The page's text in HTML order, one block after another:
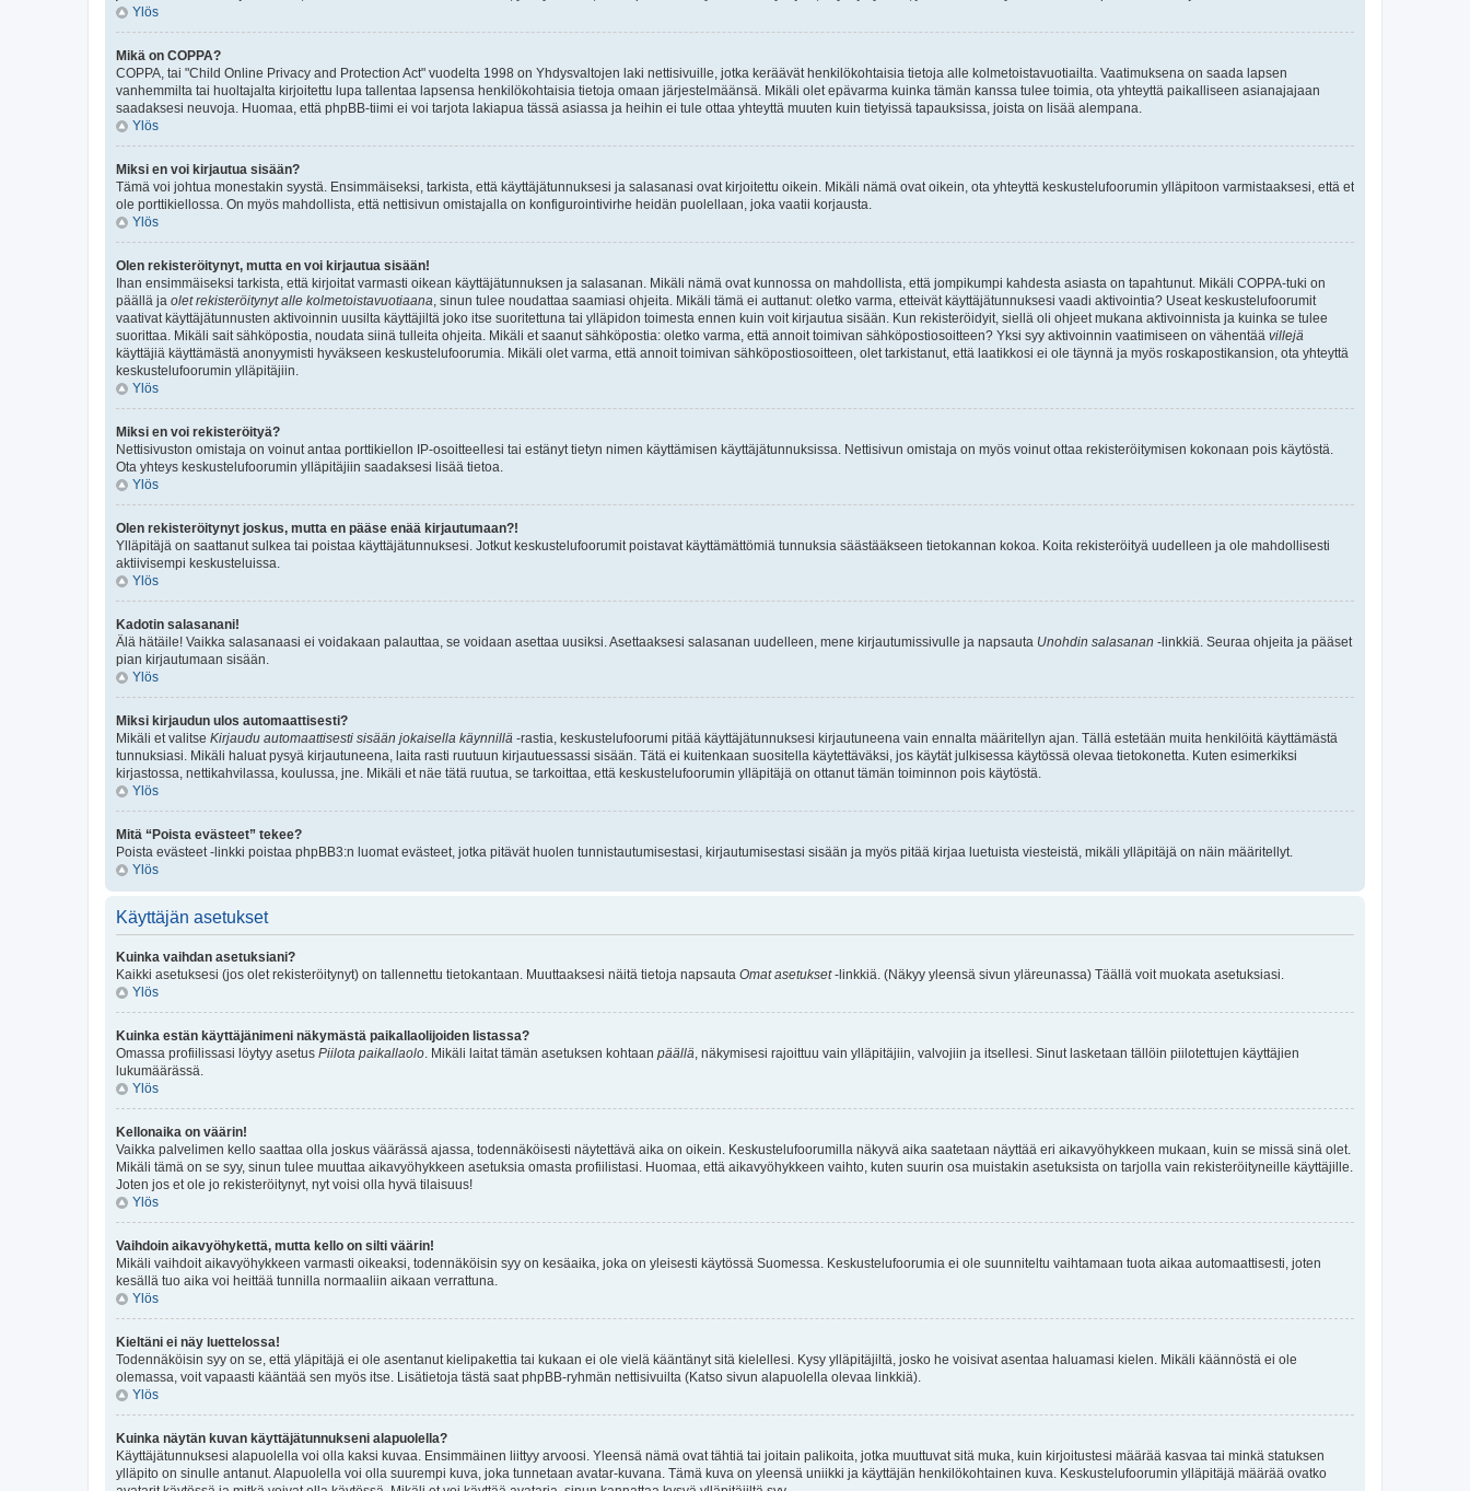
Ylös
Mikä on COPPA?
COPPA, tai "Child Online Privacy and Protection Act" vuodelta 1998 on Yhdysvaltojen laki nettisivuille, jotka keräävät henkilökohtaisia tietoja alle kolmetoistavuotiailta. Vaatimuksena on saada lapsen
vanhemmilta tai huoltajalta kirjoitettu lupa tallentaa lapsensa henkilökohtaisia tietoja omaan järjestelmäänsä. Mikäli olet epävarma kuinka tämän kanssa tulee toimia, ota yhteyttä paikalliseen asianajajaan
saadaksesi neuvoja. Huomaa, että phpBB-tiimi ei voi tarjota lakiapua tässä asiassa ja heihin ei tule ottaa yhteyttä muuten kuin tietyissä tapauksissa, joista on lisää alempana.
Ylös
Miksi en voi kirjautua sisään?
Tämä voi johtua monestakin syystä. Ensimmäiseksi, tarkista, että käyttäjätunnuksesi ja salasanasi ovat kirjoitettu oikein. Mikäli nämä ovat oikein, ota yhteyttä keskustelufoorumin ylläpitoon varmistaaksesi, että et
ole porttikiellossa. On myös mahdollista, että nettisivun omistajalla on konfigurointivirhe heidän puolellaan, joka vaatii korjausta.
Ylös
Olen rekisteröitynyt, mutta en voi kirjautua sisään!
Ihan ensimmäiseksi tarkista, että kirjoitat varmasti oikean käyttäjätunnuksen ja salasanan. Mikäli nämä ovat kunnossa on mahdollista, että jompikumpi kahdesta asiasta on tapahtunut. Mikäli COPPA-tuki on
päällä ja olet rekisteröitynyt alle kolmetoistavuotiaana, sinun tulee noudattaa saamiasi ohjeita. Mikäli tämä ei auttanut: oletko varma, etteivät käyttäjätunnuksesi vaadi aktivointia? Useat keskustelufoorumit
vaativat käyttäjätunnusten aktivoinnin uusilta käyttäjiltä joko itse suoritettuna tai ylläpidon toimesta ennen kuin voit kirjautua sisään. Kun rekisteröidyit, siellä oli ohjeet mukana aktivoinnista ja kuinka se tulee
suorittaa. Mikäli sait sähköpostia, noudata siinä tulleita ohjeita. Mikäli et saanut sähköpostia: oletko varma, että annoit toimivan sähköpostiosoitteen? Yksi syy aktivoinnin vaatimiseen on vähentää villejä
käyttäjiä käyttämästä anonyymisti hyväkseen keskustelufoorumia. Mikäli olet varma, että annoit toimivan sähköpostiosoitteen, olet tarkistanut, että laatikkosi ei ole täynnä ja myös roskapostikansion, ota yhteyttä
keskustelufoorumin ylläpitäjiin.
Ylös
Miksi en voi rekisteröityä?
Nettisivuston omistaja on voinut antaa porttikiellon IP-osoitteellesi tai estänyt tietyn nimen käyttämisen käyttäjätunnuksissa. Nettisivun omistaja on myös voinut ottaa rekisteröitymisen kokonaan pois käytöstä.
Ota yhteys keskustelufoorumin ylläpitäjiin saadaksesi lisää tietoa.
Ylös
Olen rekisteröitynyt joskus, mutta en pääse enää kirjautumaan?!
Ylläpitäjä on saattanut sulkea tai poistaa käyttäjätunnuksesi. Jotkut keskustelufoorumit poistavat käyttämättömiä tunnuksia säästääkseen tietokannan kokoa. Koita rekisteröityä uudelleen ja ole mahdollisesti
aktiivisempi keskusteluissa.
Ylös
Kadotin salasanani!
Älä hätäile! Vaikka salasanaasi ei voidakaan palauttaa, se voidaan asettaa uusiksi. Asettaaksesi salasanan uudelleen, mene kirjautumissivulle ja napsauta Unohdin salasanan -linkkiä. Seuraa ohjeita ja pääset
pian kirjautumaan sisään.
Ylös
Miksi kirjaudun ulos automaattisesti?
Mikäli et valitse Kirjaudu automaattisesti sisään jokaisella käynnillä -rastia, keskustelufoorumi pitää käyttäjätunnuksesi kirjautuneena vain ennalta määritellyn ajan. Tällä estetään muita henkilöitä käyttämästä
tunnuksiasi. Mikäli haluat pysyä kirjautuneena, laita rasti ruutuun kirjautuessassi sisään. Tätä ei kuitenkaan suositella käytettäväksi, jos käytät julkisessa käytössä olevaa tietokonetta. Kuten esimerkiksi
kirjastossa, nettikahvilassa, koulussa, jne. Mikäli et näe tätä ruutua, se tarkoittaa, että keskustelufoorumin ylläpitäjä on ottanut tämän toiminnon pois käytöstä.
Ylös
Mitä “Poista evästeet” tekee?
Poista evästeet -linkki poistaa phpBB3:n luomat evästeet, jotka pitävät huolen tunnistautumisestasi, kirjautumisestasi sisään ja myös pitää kirjaa luetuista viesteistä, mikäli ylläpitäjä on näin määritellyt.
Ylös
Käyttäjän asetukset
Kuinka vaihdan asetuksiani?
Kaikki asetuksesi (jos olet rekisteröitynyt) on tallennettu tietokantaan. Muuttaaksesi näitä tietoja napsauta Omat asetukset-linkkiä. (Näkyy yleensä sivun yläreunassa) Täällä voit muokata asetuksiasi.
Ylös
Kuinka estän käyttäjänimeni näkymästä paikallaolijoiden listassa?
Omassa profiilissasi löytyy asetus Piilota paikallaolo. Mikäli laitat tämän asetuksen kohtaan päällä, näkymisesi rajoittuu vain ylläpitäjiin, valvojiin ja itsellesi. Sinut lasketaan tällöin piilotettujen käyttäjien
lukumäärässä.
Ylös
Kellonaika on väärin!
Vaikka palvelimen kello saattaa olla joskus väärässä ajassa, todennäköisesti näytettävä aika on oikein. Keskustelufoorumilla näkyvä aika saatetaan näyttää eri aikavyöhykkeen mukaan, kuin se missä sinä olet.
Mikäli tämä on se syy, sinun tulee muuttaa aikavyöhykkeen asetuksia omasta profiilistasi. Huomaa, että aikavyöhykkeen vaihto, kuten suurin osa muistakin asetuksista on tarjolla vain rekisteröityneille käyttäjille.
Joten jos et ole jo rekisteröitynyt, nyt voisi olla hyvä tilaisuus!
Ylös
Vaihdoin aikavyöhykettä, mutta kello on silti väärin!
Mikäli vaihdoit aikavyöhykkeen varmasti oikeaksi, todennäköisin syy on kesäaika, joka on yleisesti käytössä Suomessa. Keskustelufoorumia ei ole suunniteltu vaihtamaan tuota aikaa automaattisesti, joten
kesällä tuo aika voi heittää tunnilla normaaliin aikaan verrattuna.
Ylös
Kieltäni ei näy luettelossa!
Todennäköisin syy on se, että yläpitäjä ei ole asentanut kielipakettia tai kukaan ei ole vielä kääntänyt sitä kielellesi. Kysy ylläpitäjiltä, josko he voisivat asentaa haluamasi kielen. Mikäli käännöstä ei ole
olemassa, voit vapaasti kääntää sen myös itse. Lisätietoja tästä saat phpBB-ryhmän nettisivuilta (Katso sivun alapuolella olevaa linkkiä).
Ylös
Kuinka näytän kuvan käyttäjätunnukseni alapuolella?
Käyttäjätunnuksesi alapuolella voi olla kaksi kuvaa. Ensimmäinen liittyy arvoosi. Yleensä nämä ovat tähtiä tai joitain palikoita, jotka muuttuvat sitä muka, kuin kirjoitustesi määrää kasvaa tai minkä statuksen
ylläpito on sinulle antanut. Alapuolella voi olla suurempi kuva, joka tunnetaan avatar-kuvana. Tämä kuva on yleensä uniikki ja käyttäjän henkilökohtainen kuva. Keskustelufoorumin ylläpitäjä määrää ovatko